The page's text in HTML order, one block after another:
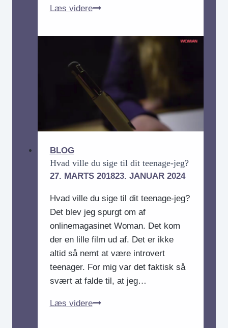
Læs viderePå
alene:
ubuden
gæst
BLOG
Hvad ville du sige til dit teenage-jeg?
27. MARTS 201823. JANUAR 2024
Hvad ville du sige til dit teenage-jeg?
Det blev jeg spurgt om af
onlinemagasinet Woman. Det kom
der en lille film ud af. Det er ikke
altid så nemt at være introvert
teenager. For mig var det faktisk så
svært at falde til, at jeg…
Læs videreHvad